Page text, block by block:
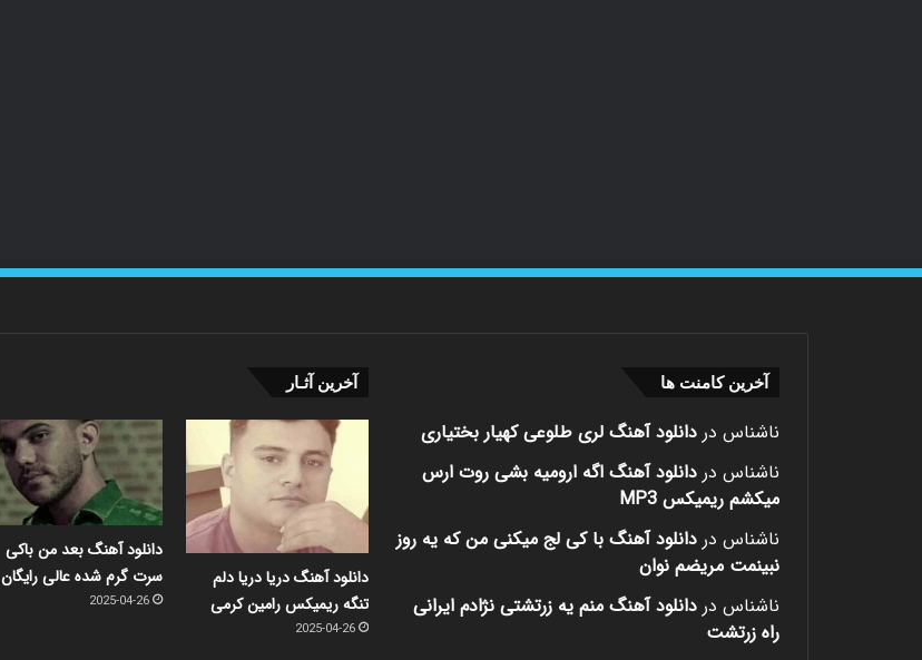
آخرین کامنت ها
ناشناس در دانلود آهنگ لری طلوعی کهیار بختیاری
ناشناس در دانلود آهنگ اگه ارومیه بشی روت ارس
میکشم ریمیکس MP3
ناشناس در دانلود آهنگ با کی لج میکنی من که یه روز
نبینمت مریضم نوان
ناشناس در دانلود آهنگ منم یه زرتشتی نژادم ایرانی
راه زرتشت
آخرین آثـار
دانلود آهنگ دریا دریا دلم
تنگه ریمیکس رامین کرمی
2025-04-26
دانلود آهنگ بعد من باکی
سرت گرم شده عالی رایگان
2025-04-26